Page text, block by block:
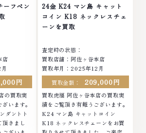
おり、他
ったお品
日: 年中
店ではお値段の付かなかったお品
物でも、一点一点丁寧に無料で査
定します。お気軽にご連絡くださ
い。TEL: 0120-959-764営業
無休
ーフペン
店
円
の買取実
います。
ダントト
頂きまし
24金 K24 マン島 キャット
コイン K18 ネックレスチェ
ーンを買取
査定時の状態：
買取店舗：阿佐ヶ谷本店
買取年月：2025年12月
買取金額：
209,000円
買取虎福 阿佐ヶ谷本店の買取実
績をご覧頂き有難うございます。
K24 マン島 キャットコイン
K18 ネックレスチェーンをお買